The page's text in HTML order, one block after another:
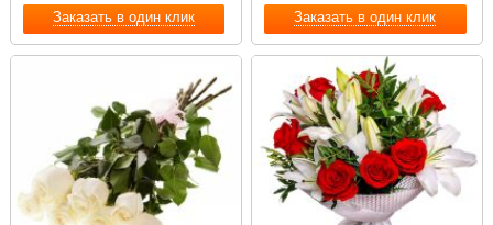
Заказать в один клик Заказать в один клик